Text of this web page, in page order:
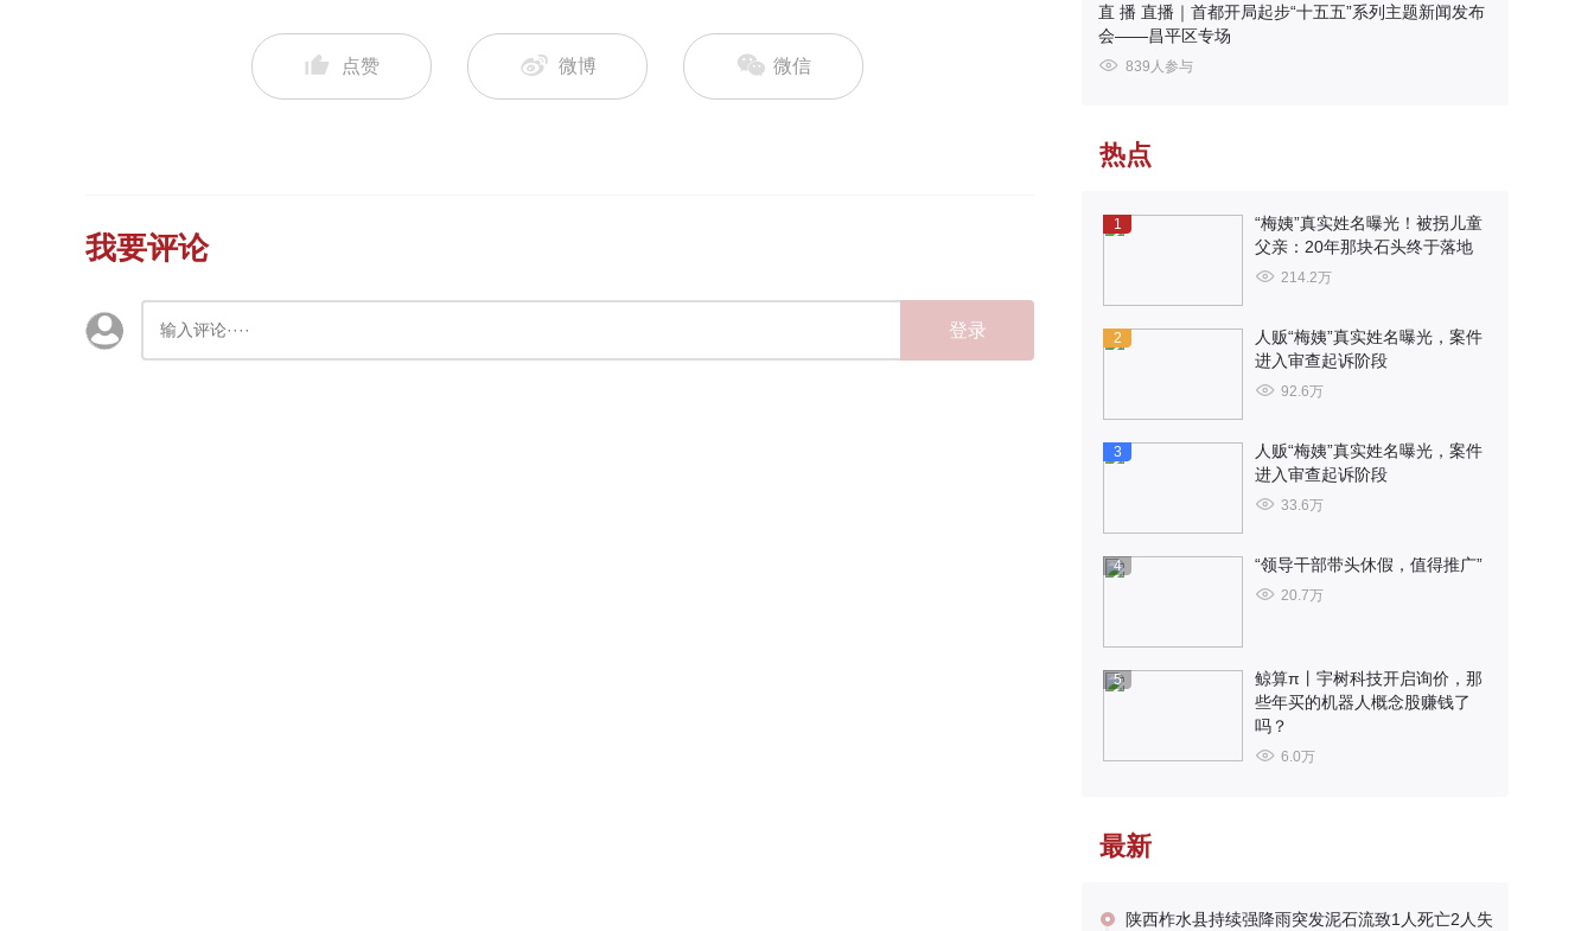
点赞 微博 微信
我要评论
登录
直 播 直播｜首都开局起步“十五五”系列主题新闻发布
会——昌平区专场
839人参与
热点
1
“梅姨”真实姓名曝光！被拐儿童
父亲：20年那块石头终于落地
214.2万
2
人贩“梅姨”真实姓名曝光，案件
进入审查起诉阶段
92.6万
3
人贩“梅姨”真实姓名曝光，案件
进入审查起诉阶段
33.6万
4 “领导干部带头休假，值得推广”
20.7万
5
鲸算π丨宇树科技开启询价，那
些年买的机器人概念股赚钱了
吗？
6.0万
最新
陕西柞水县持续强降雨突发泥石流致1人死亡2人失